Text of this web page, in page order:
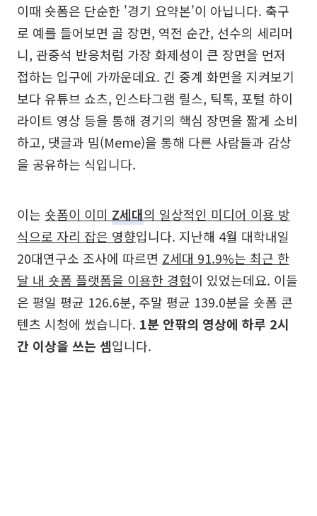
이때 숏폼은 단순한 '경기 요약본'이 아닙니다. 축구
로 예를 들어보면 골 장면, 역전 순간, 선수의 세리머
니, 관중석 반응처럼 가장 화제성이 큰 장면을 먼저
접하는 입구에 가까운데요. 긴 중계 화면을 지켜보기
보다 유튜브 쇼츠, 인스타그램 릴스, 틱톡, 포털 하이
라이트 영상 등을 통해 경기의 핵심 장면을 짧게 소비
하고, 댓글과 밈(Meme)을 통해 다른 사람들과 감상
을 공유하는 식입니다.
이는 숏폼이 이미 Z세대의 일상적인 미디어 이용 방
식으로 자리 잡은 영향입니다. 지난해 4월 대학내일
20대연구소 조사에 따르면 Z세대 91.9%는 최근 한
달 내 숏폼 플랫폼을 이용한 경험이 있었는데요. 이들
은 평일 평균 126.6분, 주말 평균 139.0분을 숏폼 콘
텐츠 시청에 썼습니다. 1분 안팎의 영상에 하루 2시
간 이상을 쓰는 셈입니다.